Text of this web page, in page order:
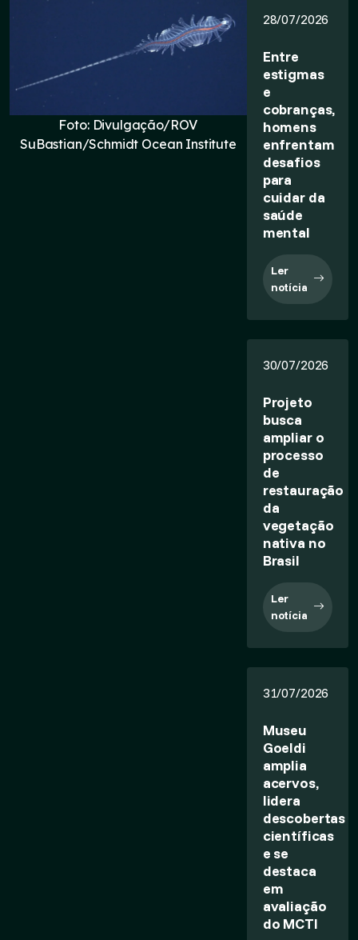
Foto: Divulgação/ROV
SuBastian/Schmidt Ocean Institute
28/07/2026
Entre
estigmas
e
cobranças,
homens
enfrentam
desafios
para
cuidar da
saúde
mental
Ler
notícia
30/07/2026
Projeto
busca
ampliar o
processo
de
restauração
da
vegetação
nativa no
Brasil
Ler
notícia
31/07/2026
Museu
Goeldi
amplia
acervos,
lidera
descobertas
científicas
e se
destaca
em
avaliação
do MCTI